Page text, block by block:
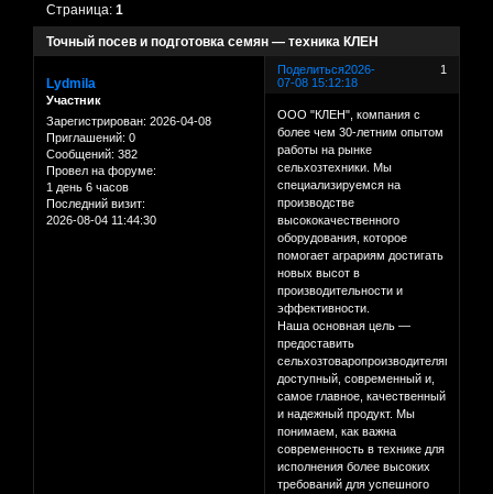
Точный посев и подготовка семян — техника КЛЕН
Страница:1
Поделиться 1
2026-
07-08 15:12:18
Lydmila
Участник
Зарегистрирован: 2026-04-08
Приглашений: 0
Сообщений: 382
Провел на форуме:
1 день 6 часов
Последний визит:
2026-08-04 11:44:30
ООО "КЛЕН", компания с
более чем 30-летним опытом
работы на рынке
сельхозтехники. Мы
специализируемся на
производстве
высококачественного
оборудования, которое
помогает аграриям достигать
новых высот в
производительности и
эффективности.
Наша основная цель —
предоставить
сельхозтоваропроизводителям
доступный, современный и,
самое главное, качественный
и надежный продукт. Мы
понимаем, как важна
современность в технике для
исполнения более высоких
требований для успешного